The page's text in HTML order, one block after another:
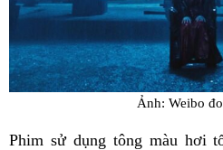
Ảnh: Weibo
Phim sử dụng tông màu hơi